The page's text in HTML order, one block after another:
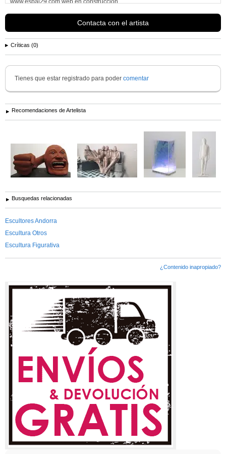
Estudios monográficos de pintura y modelado en la Escuela de Artes
Aplicadas y oficios de Granada. Curso dedibujoy escultura Academia
Contacta con el artista
Críticas (0)
Tienes que estar registrado para poder comentar
Recomendaciones de Artelista
Busquedas relacionadas
Escultores Andorra
Escultura Otros
Escultura Figurativa
¿Contenido inapropiado?